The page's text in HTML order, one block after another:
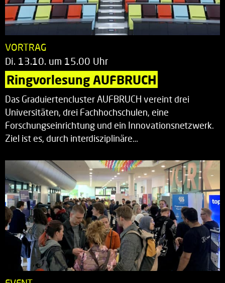
VORTRAG
Di. 13.10. um 15.00 Uhr
Ringvorlesung AUFBRUCH
Das Graduiertencluster AUFBRUCH vereint drei
Universitäten, drei Fachhochschulen, eine
Forschungseinrichtung und ein Innovationsnetzwerk.
Ziel ist es, durch interdisziplinäre…